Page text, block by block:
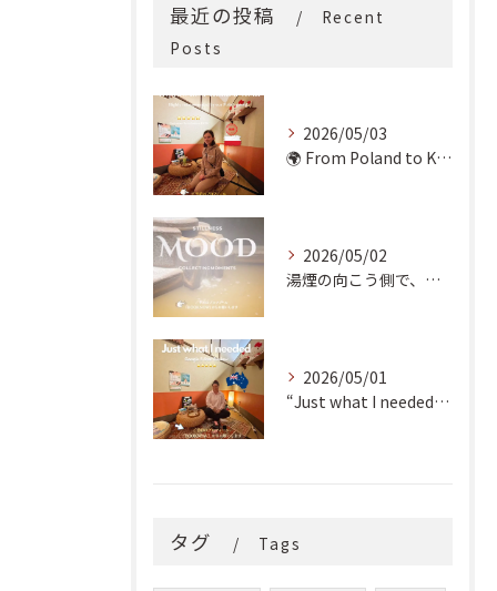
最近の投稿
Recent
Posts
2026/05/03
🌍 From Poland to Kyoto! 🇵🇱✨
2026/05/02
湯煙の向こう側で、魂の輪郭を整える。
2026/05/01
“Just what I needed!” ✨
タグ Tags